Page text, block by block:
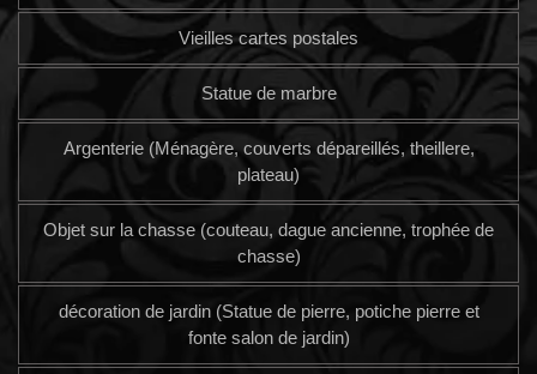
Vieilles cartes postales
Statue de marbre
Argenterie (Ménagère, couverts dépareillés, theillere,
plateau)
Objet sur la chasse (couteau, dague ancienne, trophée de
chasse)
décoration de jardin (Statue de pierre, potiche pierre et
fonte salon de jardin)